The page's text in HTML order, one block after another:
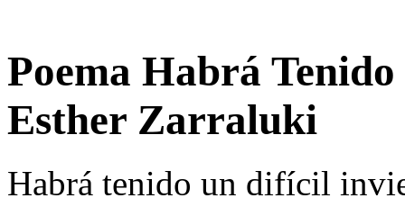
Poema Habrá
Esther Zarraluki
Habrá tenido un difícil